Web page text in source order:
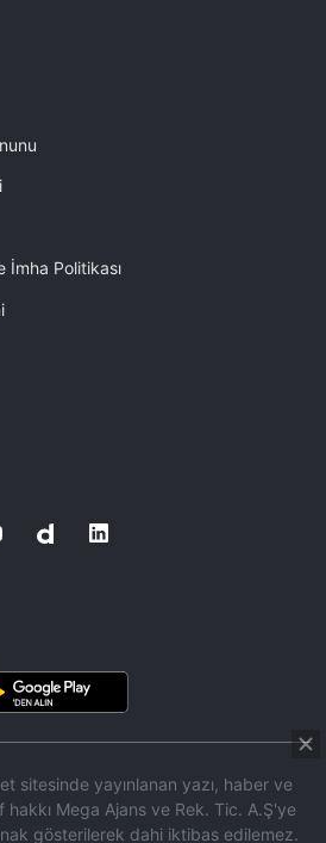
İmha Politikası
sitesinde yayınlanan yazı, haber ve
Mega Ajans ve Rek. Tic. A.Ş'ye
gösterilerek dahi iktibas edilemez.